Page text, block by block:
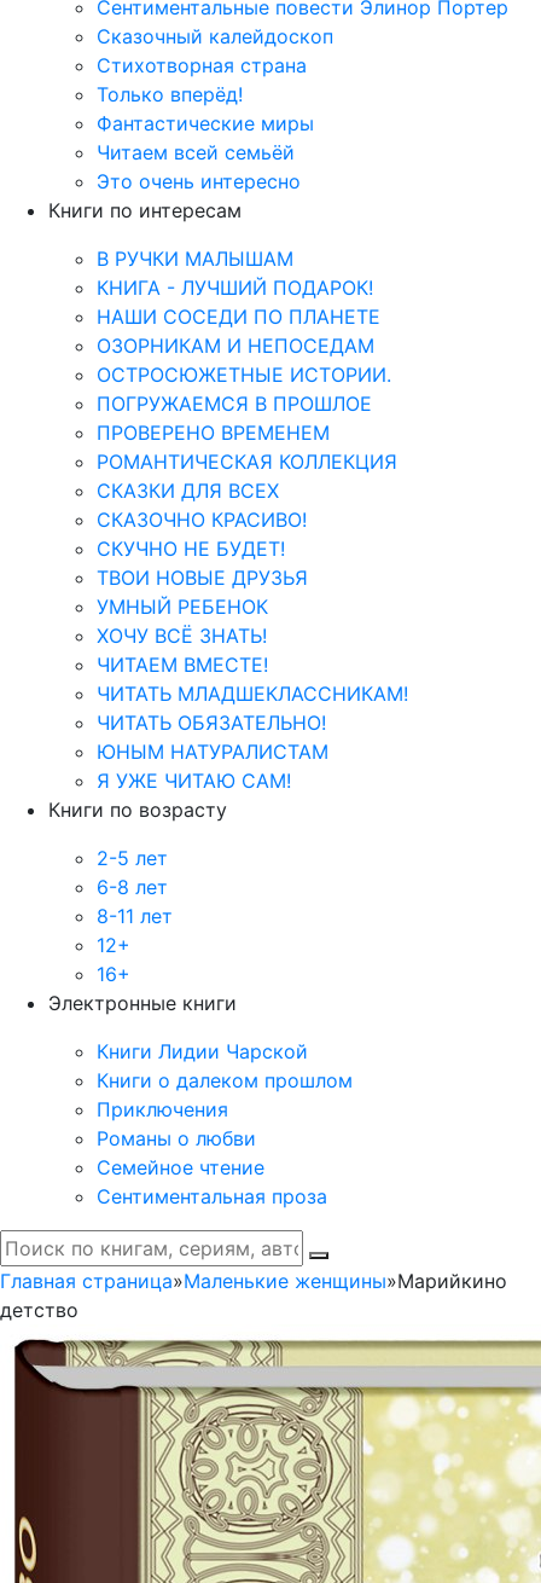
Сентиментальные повести Элинор Портер
Сказочный калейдоскоп
Стихотворная страна
Только вперёд!
Фантастические миры
Читаем всей семьёй
Это очень интересно
Книги по интересам
В РУЧКИ МАЛЫШАМ
КНИГА - ЛУЧШИЙ ПОДАРОК!
НАШИ СОСЕДИ ПО ПЛАНЕТЕ
ОЗОРНИКАМ И НЕПОСЕДАМ
ОСТРОСЮЖЕТНЫЕ ИСТОРИИ.
ПОГРУЖАЕМСЯ В ПРОШЛОЕ
ПРОВЕРЕНО ВРЕМЕНЕМ
РОМАНТИЧЕСКАЯ КОЛЛЕКЦИЯ
СКАЗКИ ДЛЯ ВСЕХ
СКАЗОЧНО КРАСИВО!
СКУЧНО НЕ БУДЕТ!
ТВОИ НОВЫЕ ДРУЗЬЯ
УМНЫЙ РЕБЕНОК
ХОЧУ ВСЁ ЗНАТЬ!
ЧИТАЕМ ВМЕСТЕ!
ЧИТАТЬ МЛАДШЕКЛАССНИКАМ!
ЧИТАТЬ ОБЯЗАТЕЛЬНО!
ЮНЫМ НАТУРАЛИСТАМ
Я УЖЕ ЧИТАЮ САМ!
Книги по возрасту
2-5 лет
6-8 лет
8-11 лет
12+
16+
Электронные книги
Книги Лидии Чарской
Книги о далеком прошлом
Приключения
Романы о любви
Семейное чтение
Сентиментальная проза
Главная страница»Маленькие женщины»Марийкино
детство